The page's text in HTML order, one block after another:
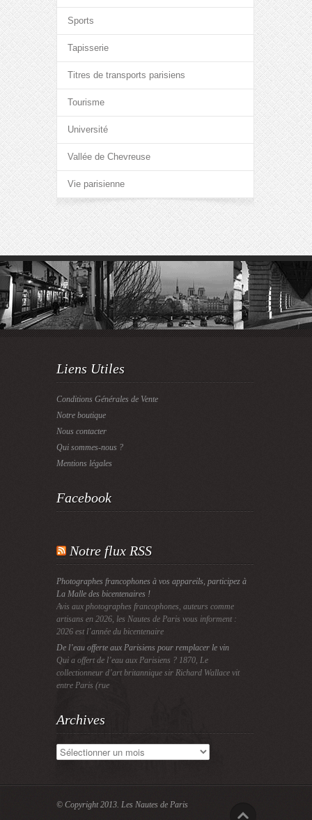
Sports
Tapisserie
Titres de transports parisiens
Tourisme
Université
Vallée de Chevreuse
Vie parisienne
Liens Utiles
Conditions Générales de Vente
Notre boutique
Nous contacter
Qui sommes-nous ?
Mentions légales
Facebook
Notre flux RSS
Photographes francophones à vos appareils, participez à
La Malle des bicentenaires !
Avis aux photographes francophones, auteurs comme
artisans en 2026, les Nautes de Paris vous informent :
2026 est l’année du bicentenaire
De l’eau offerte aux Parisiens pour remplacer le vin
Qui a offert de l’eau aux Parisiens ? 1870, Le
collectionneur d’art britannique sir Richard Wallace vit
entre Paris (rue
Archives
Archives
© Copyright 2013. Les Nautes de Paris